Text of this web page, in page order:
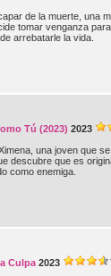
de la muerte, una
tomar venganza
arrebatarle la vida.
Tú (2023) 2023
una joven que
descubre que es
como enemiga.
Culpa 2023